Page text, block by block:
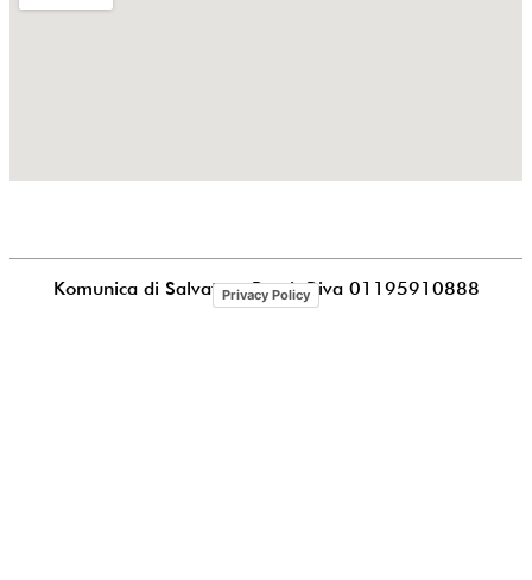
Komunica di Salvatore PucciaP.iva 01195910888
Privacy Policy